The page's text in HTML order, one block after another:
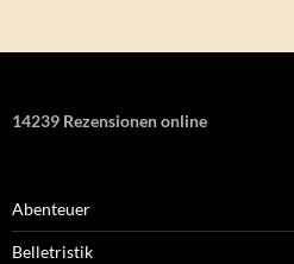
14239 Rezensionen online
Abenteuer
Belletristik